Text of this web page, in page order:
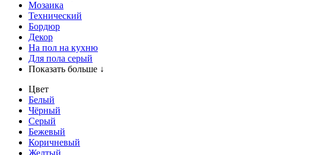
Мозаика
Технический
Бордюр
Декор
На пол на кухню
Для пола серый
Показать больше ↓
Цвет
Белый
Чёрный
Серый
Бежевый
Коричневый
Желтый